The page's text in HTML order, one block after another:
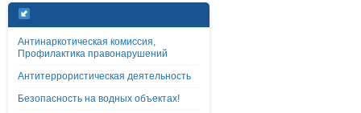
Антинаркотическая комиссия,
Профилактика правонарушений
Антитеррористическая деятельность
Безопасность на водных объектах!